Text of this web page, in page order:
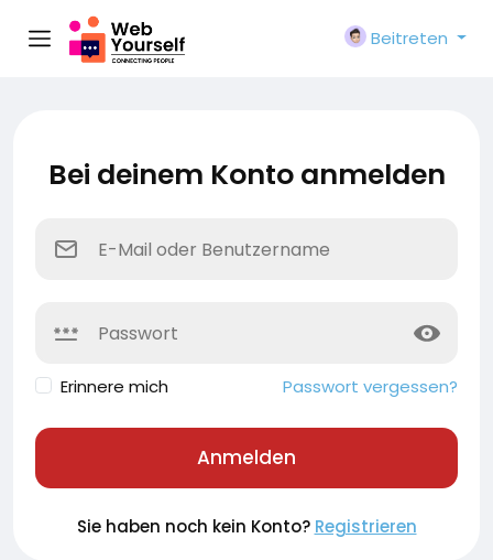
Beitreten
Bei deinem Konto anmelden
Erinnere mich Passwort vergessen?
Anmelden
Sie haben noch kein Konto? Registrieren